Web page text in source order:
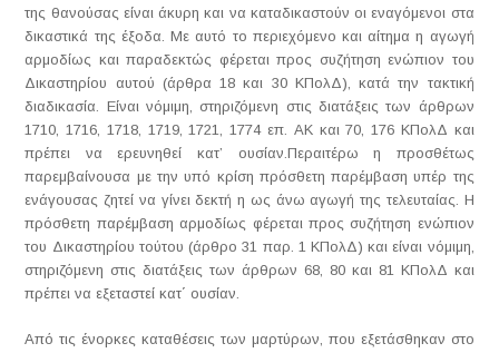
της θανούσας είναι άκυρη και να καταδικαστούν οι εναγόμενοι στα
δικαστικά της έξοδα. Με αυτό το περιεχόμενο και αίτημα η αγωγή
αρμοδίως και παραδεκτώς φέρεται προς συζήτηση ενώπιον του
Δικαστηρίου αυτού (άρθρα 18 και 30 ΚΠολΔ), κατά την τακτική
διαδικασία. Είναι νόμιμη, στηριζόμενη στις διατάξεις των άρθρων
1710, 1716, 1718, 1719, 1721, 1774 επ. ΑΚ και 70, 176 ΚΠολΔ και
πρέπει να ερευνηθεί κατ’ ουσίαν.Περαιτέρω η προσθέτως
παρεμβαίνουσα με την υπό κρίση πρόσθετη παρέμβαση υπέρ της
ενάγουσας ζητεί να γίνει δεκτή η ως άνω αγωγή της τελευταίας. Η
πρόσθετη παρέμβαση αρμοδίως φέρεται προς συζήτηση ενώπιον
του Δικαστηρίου τούτου (άρθρο 31 παρ. 1 ΚΠολΔ) και είναι νόμιμη,
στηριζόμενη στις διατάξεις των άρθρων 68, 80 και 81 ΚΠολΔ και
πρέπει να εξεταστεί κατ΄ ουσίαν.
Από τις ένορκες καταθέσεις των μαρτύρων, που εξετάσθηκαν στο